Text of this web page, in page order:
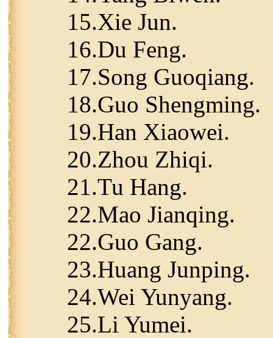
15.Xie Jun.
16.Du Feng.
17.Song Guoqiang.
18.Guo Shengming.
19.Han Xiaowei.
20.Zhou Zhiqi.
21.Tu Hang.
22.Mao Jianqing.
22.Guo Gang.
23.Huang Junping.
24.Wei Yunyang.
25.Li Yumei.